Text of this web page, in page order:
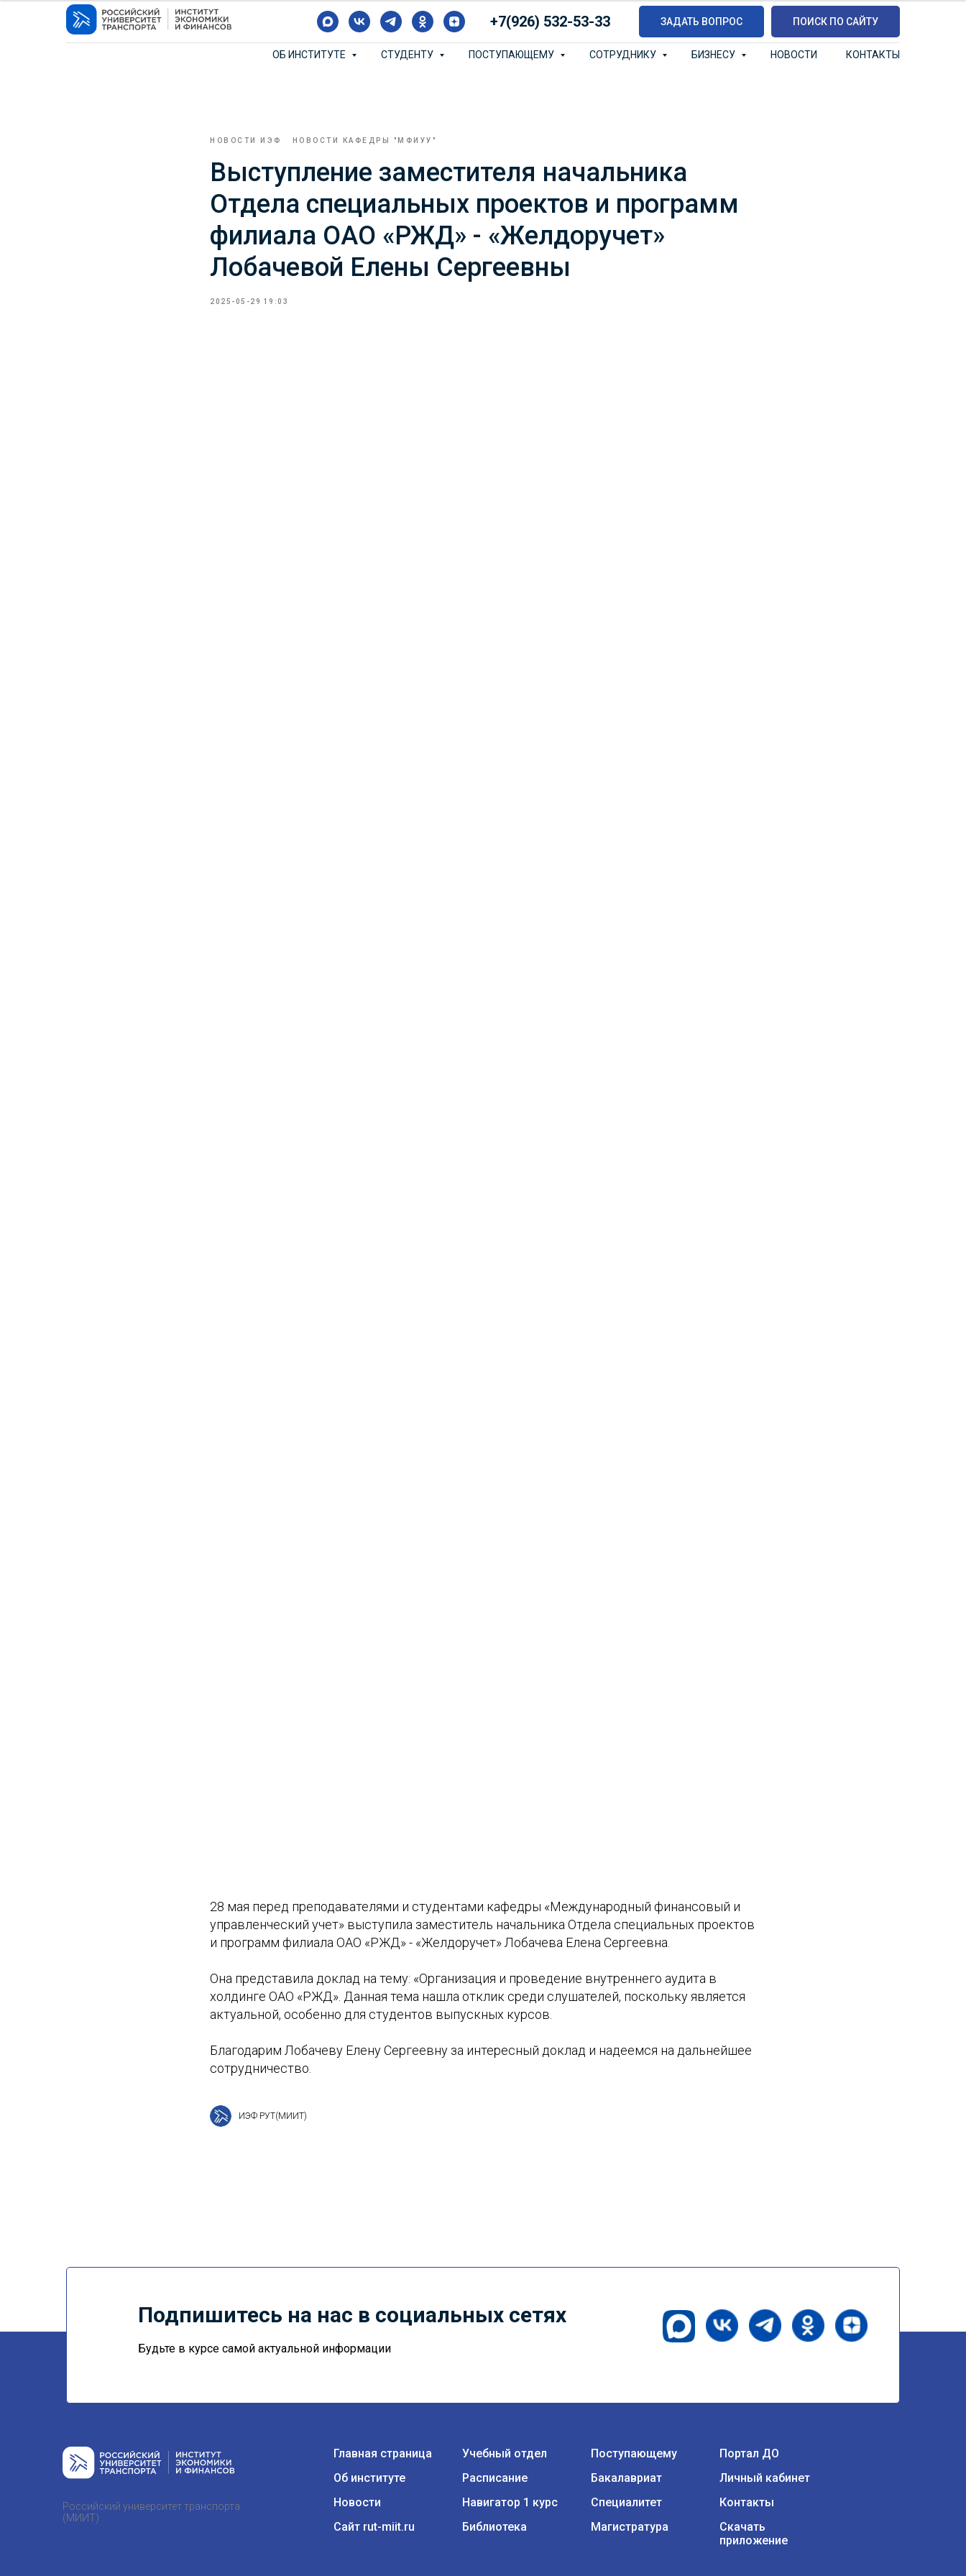
+7(926) 532-53-33 ЗАДАТЬ ВОПРОС ПОИСК ПО САЙТУ
ОБ ИНСТИТУТЕ СТУДЕНТУ ПОСТУПАЮЩЕМУ СОТРУДНИКУ БИЗНЕСУ НОВОСТИ КОНТАКТЫ
НОВОСТИ ИЭФ НОВОСТИ КАФЕДРЫ "МФИУУ"
Выступление заместителя начальника
Отдела специальных проектов и программ
филиала ОАО «РЖД» - «Желдоручет»
Лобачевой Елены Сергеевны
2025-05-29 19:03
28 мая перед преподавателями и студентами кафедры «Международный финансовый и
управленческий учет» выступила заместитель начальника Отдела специальных проектов
и программ филиала ОАО «РЖД» - «Желдоручет» Лобачева Елена Сергеевна.
Она представила доклад на тему: «Организация и проведение внутреннего аудита в
холдинге ОАО «РЖД». Данная тема нашла отклик среди слушателей, поскольку является
актуальной, особенно для студентов выпускных курсов.
Благодарим Лобачеву Елену Сергеевну за интересный доклад и надеемся на дальнейшее
сотрудничество.
ИЭФ РУТ(МИИТ)
Подпишитесь на нас в социальных сетях
Будьте в курсе самой актуальной информации
Российский университет транспорта
(МИИТ)
Главная страница
Об институте
Новости
Сайт rut-miit.ru
Учебный отдел
Расписание
Навигатор 1 курс
Библиотека
Поступающему
Бакалавриат
Специалитет
Магистратура
Портал ДО
Личный кабинет
Контакты
Скачать
приложение